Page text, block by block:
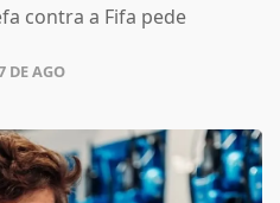
contra a Fifa pede
DE AGO